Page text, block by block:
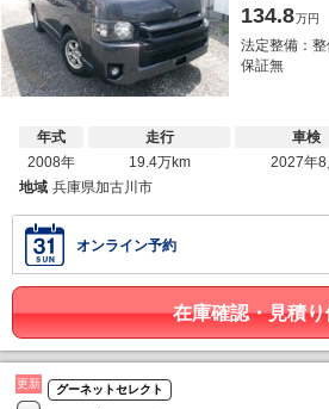
134.8万円
法定整備：
保証無
年式
2008年
走行
19.4万km
車検
2027年8
地域 兵庫県加古川市
オンライン予約
在庫確認・見積
更新 グーネットセレクト